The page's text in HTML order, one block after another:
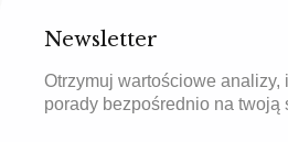
Newsletter
Otrzymuj wartościowe analizy,
porady bezpośrednio na twoją